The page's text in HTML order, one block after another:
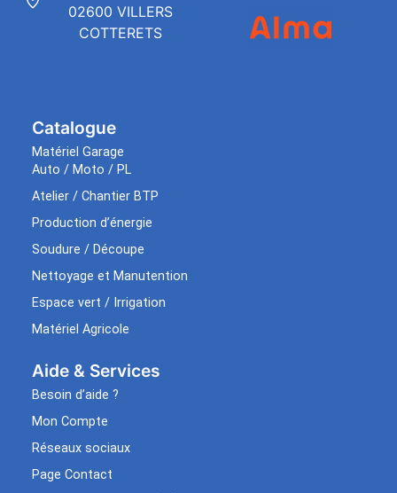
Catalogue
Matériel Garage
Auto / Moto / PL
Atelier / Chantier BTP
Production d’énergie
Soudure / Découpe
Nettoyage et Manutention
Espace vert / Irrigation
Matériel Agricole
Aide & Services​
Besoin d’aide ?
Mon Compte
Réseaux sociaux
Page Contact
02600 VILLERS
COTTERETS